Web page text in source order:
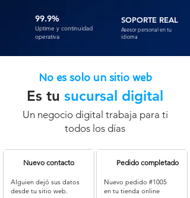
99.9%
Uptime y continuidad
operativa
SOPORTE REAL
Asesor personal en tu
idioma
No es solo un sitio web
Es tu sucursal digital
Un negocio digital trabaja para ti
todos los días
Nuevo contacto
Alguien dejó sus datos
desde tu sitio web.
Pedido completado
Nuevo pedido #1005
en tu tienda online